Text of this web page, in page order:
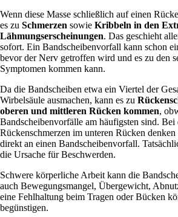
Wenn diese Masse schließlich auf einen
es zu Schmerzen sowie Kribbeln in den
Lähmungserscheinungen. Das geschieht
sofort. Ein Bandscheibenvorfall kann schon
bevor der Nerv getroffen wird und es zu den
Symptomen kommen kann.
Da die Bandscheiben etwa ein Viertel der
Wirbelsäule ausmachen, kann es zu
oberen und mittleren Rücken kommen,
Bandscheibenvorfälle am häufigsten sind. Bei
Rückenschmerzen im unteren Rücken
direkt an einen Bandscheibenvorfall.
die Ursache für Beschwerden.
Schwere körperliche Arbeit kann die
auch Bewegungsmangel, Übergewicht,
eine Fehlhaltung beim Tragen oder Bücken
begünstigen.